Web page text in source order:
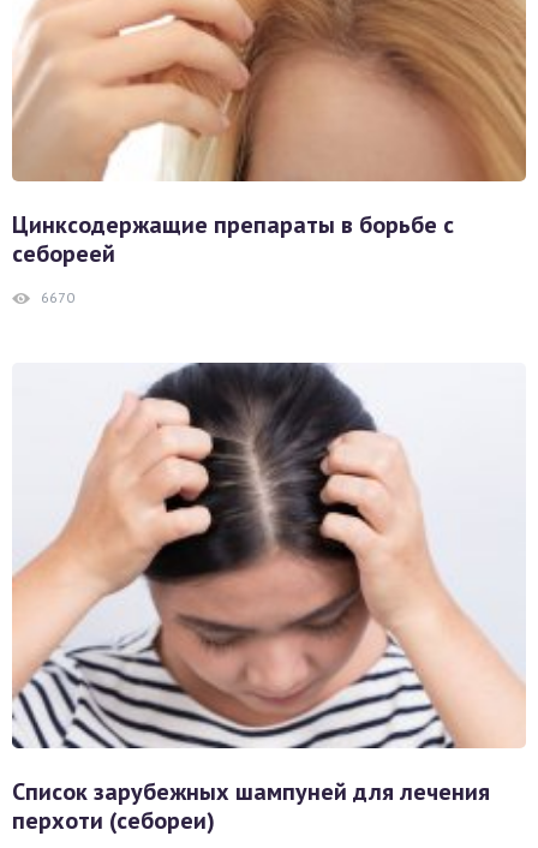
Цинксодержащие препараты в борьбе с
себореей
6670
Список зарубежных шампуней для лечения
перхоти (себореи)